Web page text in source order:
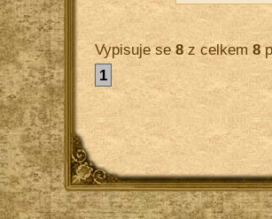
Vypisuje se8z celkem 8
1